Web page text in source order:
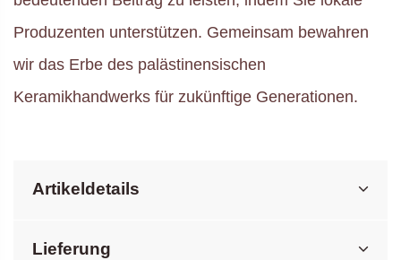
Produzenten unterstützen. Gemeinsam bewahren
wir das Erbe des palästinensischen
Keramikhandwerks für zukünftige Generationen.
Artikeldetails
Lieferung